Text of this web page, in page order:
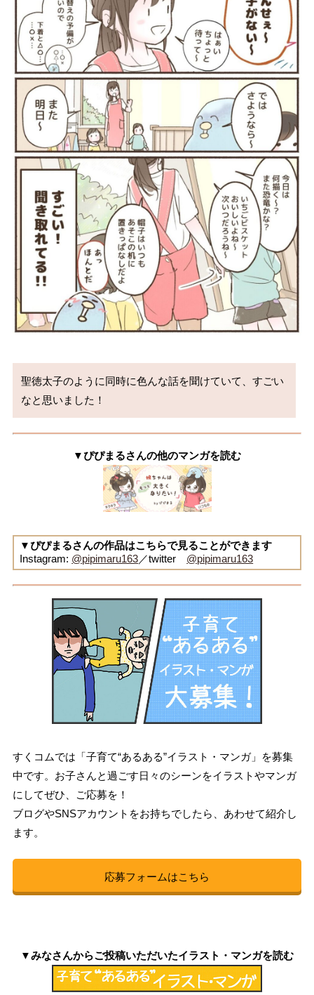
聖徳太子のように同時に色んな話を聞けていて、すごい
なと思いました！
▼ぴぴまるさんの他のマンガを読む
▼ぴぴまるさんの作品はこちらで見ることができます
Instagram: @pipimaru163／twitter @pipimaru163
すくコムでは「子育て“あるある”イラスト・マンガ」を募集
中です。お子さんと過ごす日々のシーンをイラストやマンガ
にしてぜひ、ご応募を！
ブログやSNSアカウントをお持ちでしたら、あわせて紹介し
ます。
応募フォームはこちら
▼みなさんからご投稿いただいたイラスト・マンガを読む